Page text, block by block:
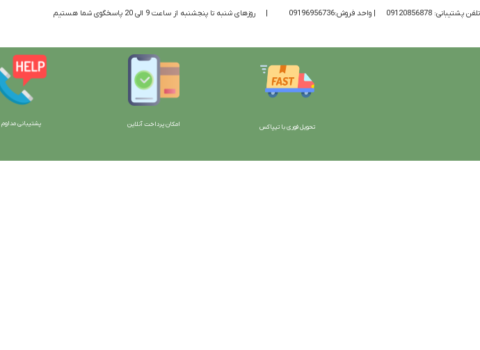
تلفن پشتیبانی: 09120856878 | واحد فروش:09196956736 | روزهای شنبه تا پنجشنبه از ساعت 9 الی 20 پاسخگوی شما هستیم
تحویل فوری با تیپاکس امکان پرداخت آنلاین پشتیبانی مداوم